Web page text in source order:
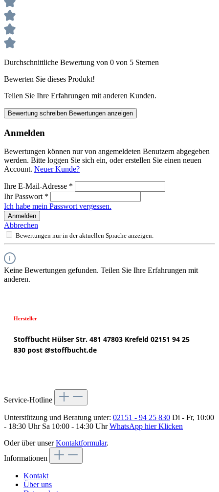
Durchschnittliche Bewertung von 0 von 5 Sternen
Bewerten Sie dieses Produkt!
Teilen Sie Ihre Erfahrungen mit anderen Kunden.
Bewertung schreiben Bewertungen anzeigen
Anmelden
Bewertungen können nur von angemeldeten Benutzern abgegeben
werden. Bitte loggen Sie sich ein, oder erstellen Sie einen neuen
Account. Neuer Kunde?
Ihre E-Mail-Adresse *
Ihr Passwort *
Ich habe mein Passwort vergessen.
Anmelden
Abbrechen
Bewertungen nur in der aktuellen Sprache anzeigen.
Keine Bewertungen gefunden. Teilen Sie Ihre Erfahrungen mit
anderen.
Hersteller
Stoffbucht Hülser Str. 481 47803 Krefeld 02151 94 25
830 post @stoffbucht.de
Service-Hotline
Unterstützung und Beratung unter: 02151 - 94 25 830 Di - Fr, 10:00
- 18:30 Uhr Sa 10:00 - 14:30 UhrWhatsApp hier Klicken
Oder über unserKontaktformular.
Informationen
Kontakt
Über uns